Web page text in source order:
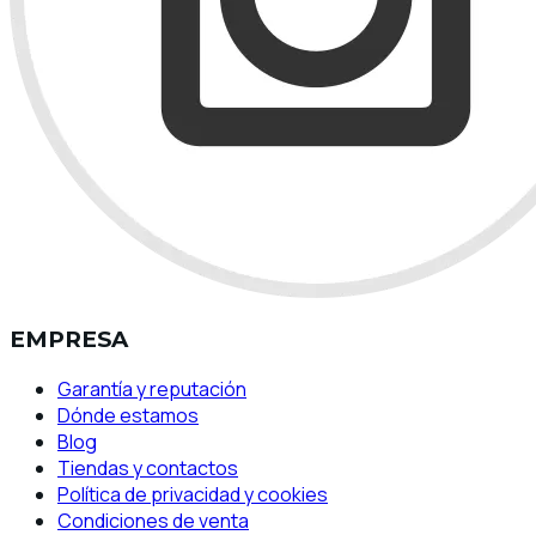
EMPRESA
Garantía y reputación
Dónde estamos
Blog
Tiendas y contactos
Política de privacidad y cookies
Condiciones de venta